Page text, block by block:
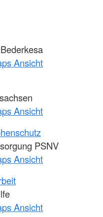
Ansicht
Ansicht
PSNV
Ansicht
Ansicht